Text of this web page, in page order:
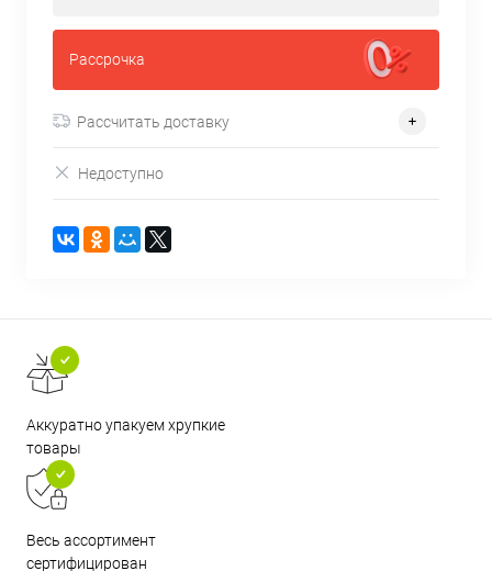
Рассрочка
Рассчитать доставку
Недоступно
Аккуратно упакуем хрупкие
товары
Весь ассортимент
сертифицирован